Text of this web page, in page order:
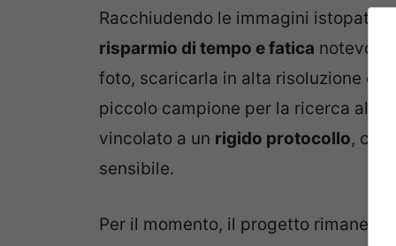
Racchiudendo le immagini
risparmio di tempo e fatica
foto, scaricarla in alta risoluzione e,
piccolo campione per la ricerca al
vincolato a un rigido protocollo, che
sensibile.
Per il momento, il progetto rimane